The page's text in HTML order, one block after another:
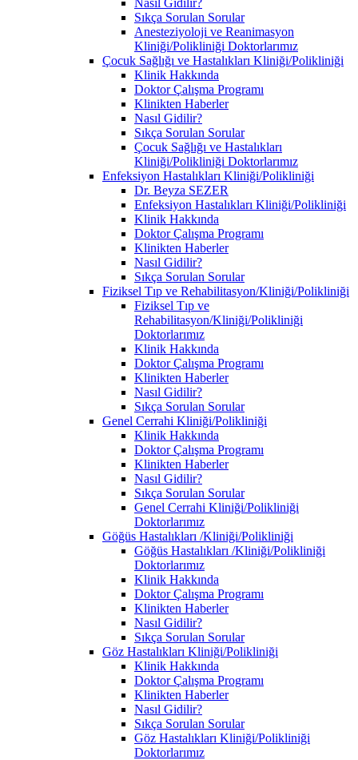
Sıkça Sorulan Sorular
Anesteziyoloji ve Reanimasyon
Kliniği/Polikliniği Doktorlarımız
Çocuk Sağlığı ve Hastalıkları Kliniği/Polikliniği
Klinik Hakkında
Doktor Çalışma Programı
Klinikten Haberler
Nasıl Gidilir?
Sıkça Sorulan Sorular
Çocuk Sağlığı ve Hastalıkları
Kliniği/Polikliniği Doktorlarımız
Enfeksiyon Hastalıkları Kliniği/Polikliniği
Dr. Beyza SEZER
Enfeksiyon Hastalıkları Kliniği/Polikliniği
Klinik Hakkında
Doktor Çalışma Programı
Klinikten Haberler
Nasıl Gidilir?
Sıkça Sorulan Sorular
Fiziksel Tıp ve Rehabilitasyon/Kliniği/Polikliniği
Fiziksel Tıp ve
Rehabilitasyon/Kliniği/Polikliniği
Doktorlarımız
Klinik Hakkında
Doktor Çalışma Programı
Klinikten Haberler
Nasıl Gidilir?
Sıkça Sorulan Sorular
Genel Cerrahi Kliniği/Polikliniği
Klinik Hakkında
Doktor Çalışma Programı
Klinikten Haberler
Nasıl Gidilir?
Sıkça Sorulan Sorular
Genel Cerrahi Kliniği/Polikliniği
Doktorlarımız
Göğüs Hastalıkları /Kliniği/Polikliniği
Göğüs Hastalıkları /Kliniği/Polikliniği
Doktorlarımız
Klinik Hakkında
Doktor Çalışma Programı
Klinikten Haberler
Nasıl Gidilir?
Sıkça Sorulan Sorular
Göz Hastalıkları Kliniği/Polikliniği
Klinik Hakkında
Doktor Çalışma Programı
Klinikten Haberler
Nasıl Gidilir?
Sıkça Sorulan Sorular
Göz Hastalıkları Kliniği/Polikliniği
Doktorlarımız